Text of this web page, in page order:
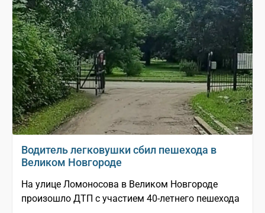
Водитель легковушки сбил пешехода в
Великом Новгороде
На улице Ломоносова в Великом Новгороде
произошло ДТП с участием 40-летнего пешехода